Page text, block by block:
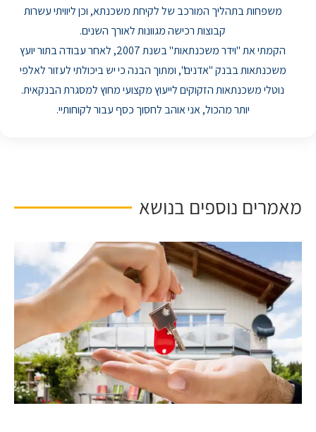
משפחות בתהליך המורכב של לקיחת משכנתא, וכן ליוויתי עשרות
קבוצות רכישה מגוונות לאורך השנים.
הקמתי את "וידר משכנתאות" בשנת 2007, לאחר עבודה בתור יועץ
משכנתאות בבנק "אדנים", ומתוך הבנה כי יש ביכולתי לעזור לאלפי
נוטלי משכנתאות הזקוקים לייעוץ מקצועי מחוץ למסגרת הבנקאית.
יותר מהכול, אני אוהב לחסוך כסף עבור לקוחותיי.
מאמרים נוספים בנושא